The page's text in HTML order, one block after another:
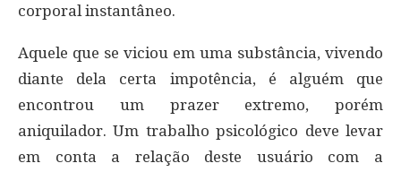
corporal instantâneo.
Aquele que se viciou em uma substância, vivendo
diante dela certa impotência, é alguém que
encontrou um prazer extremo, porém
aniquilador. Um trabalho psicológico deve levar
em conta a relação deste usuário com a